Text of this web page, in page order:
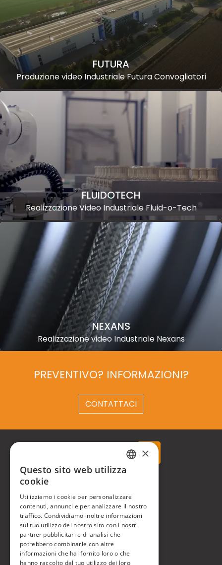
FUTURA
Produzione video Industriale Futura Convogliatori
FLUIDOTECH
Realizzazione Video Industriale Fluid-o-Tech
NEXANS
Realizzazione video Industriale Nexans
PREVENTIVO? INFORMAZIONI?
CONTATTACI
P.zzale Arduino, 11 - Milano (MI)
Phone+39 0248519908
E-mail info@realtimegroup.it
P. IVA / C.F. 02794870960
×
Questo sito web utilizza
cookie
Utilizziamo i cookie per personalizzare
contenuti, annunci e per analizzare il nostro
traffico. Condividiamo inoltre informazioni
sul tuo utilizzo del nostro sito con i nostri
partner pubblicitari e di analisi che
potrebbero combinarle con altre
informazioni che hai fornito loro o che
hanno raccolto dal tuo utilizzo dei loro